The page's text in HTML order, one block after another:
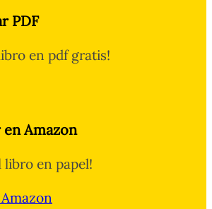
PDF
en pdf gratis!
Amazon
libro en papel!